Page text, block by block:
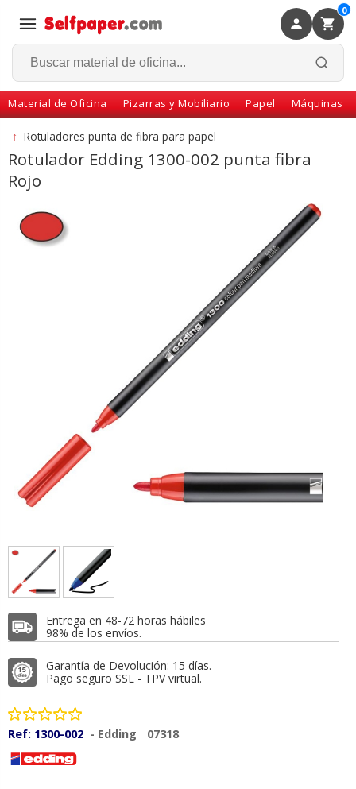
0
Material de Oficina Pizarras y Mobiliario Papel Máquinas
Volver
↑ Rotuladores punta de fibra para papel
Rotulador Edding 1300-002 punta fibra
Rojo
Entrega en 48-72 horas hábiles
98% de los envíos.
Garantía de Devolución: 15 días.
Pago seguro SSL - TPV virtual.
Ref: 1300-002 - Edding 07318